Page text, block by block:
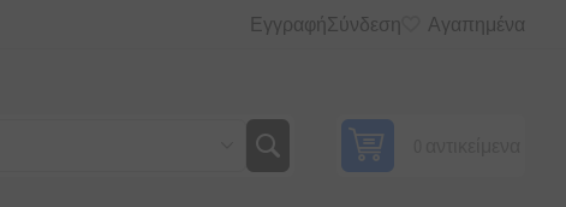
ΕγγραφήΣύνδεση Αγαπημένα